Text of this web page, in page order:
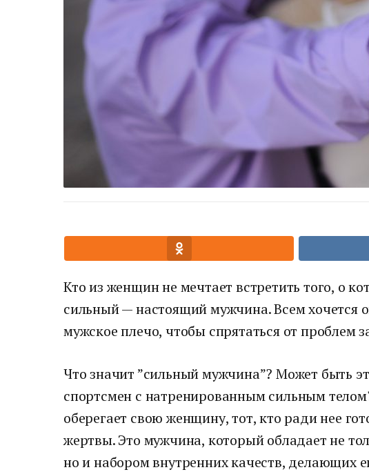
Кто из женщин не мечтает встретить того, о
сильный — настоящий мужчина. Всем хочется
мужское плечо, чтобы спрятаться от проблем
Что значит ”сильный мужчина”? Может быть
спортсмен с натренированным сильным
оберегает свою женщину, тот, кто ради нее
жертвы. Это мужчина, который обладает не
но и набором внутренних качеств, делающих